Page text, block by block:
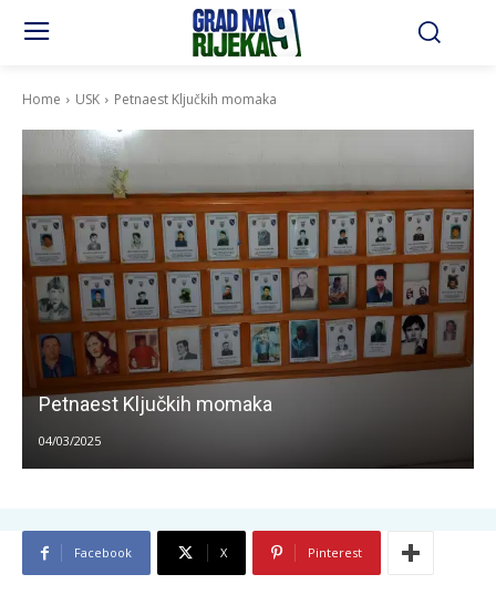
Home USK Petnaest Ključkih momaka
Petnaest Ključkih momaka
04/03/2025
Facebook X Pinterest